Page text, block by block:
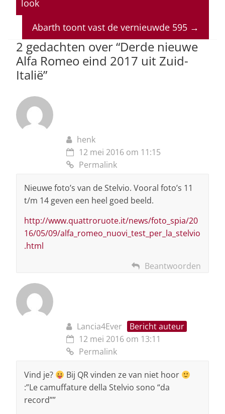
p
p
o
o
k
n s
look
Abarth toont vast de vernieuwde 595 →
2 gedachten over “Derde nieuwe
Alfa Romeo eind 2017 uit Zuid-
Italië”
henk
12 mei 2016 om 11:15
Permalink
Nieuwe foto’s van de Stelvio. Vooral foto’s 11
t/m 14 geven een heel goed beeld.
http://www.quattroruote.it/news/foto_spia/20
16/05/09/alfa_romeo_nuovi_test_per_la_stelvio
.html
Beantwoorden
Lancia4Ever
Bericht auteur
12 mei 2016 om 13:11
Permalink
Vind je?
Bij QR vinden ze van niet hoor
:”Le camuffature della Stelvio sono “da
record””